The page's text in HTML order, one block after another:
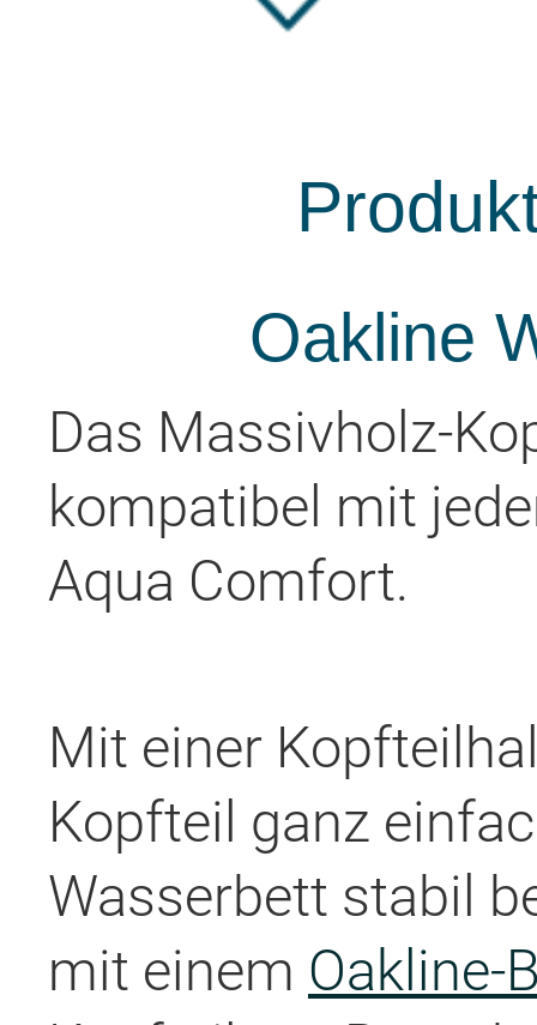
Oakline
Das Massivholz-
kompatibel mit
Aqua Comfort.
Mit einer
Kopfteil ganz
Wasserbett stabil
mit einem Oakline-